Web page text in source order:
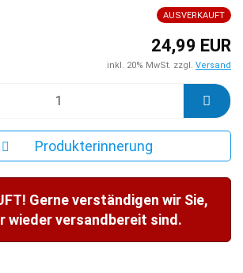
AUSVERKAUFT
24,99 EUR
inkl. 20% MwSt. zzgl. Versand
Produkterinnerung
Gerne verständigen wir Sie,
wieder versandbereit sind.